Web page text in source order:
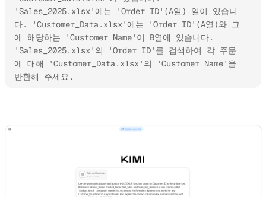
'Sales_2025.xlsx'에는 'Order ID'(A열) 열이 있습니
다. 'Customer_Data.xlsx'에는 'Order ID'(A열)와 그
에 해당하는 'Customer Name'이 B열에 있습니다.
'Sales_2025.xlsx'의 'Order ID'를 검색하여 각 주문
에 대해 'Customer_Data.xlsx'의 'Customer Name'을
반환해 주세요.